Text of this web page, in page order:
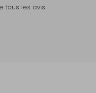
tous les avis